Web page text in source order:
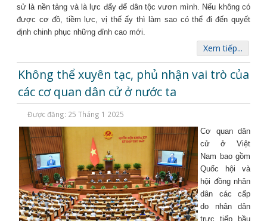
sử là nền tảng và là lực đẩy để dân tộc vươn mình. Nếu không có
được cơ đồ, tiềm lực, vị thế ấy thì làm sao có thể đi đến quyết
định chinh phục những đỉnh cao mới.
Xem tiếp...
Không thể xuyên tạc, phủ nhận vai trò của
các cơ quan dân cử ở nước ta
Được đăng: 25 Tháng 1 2025
Cơ quan dân
cử ở Việt
Nam bao gồm
Quốc hội và
hội đồng nhân
dân các cấp
do nhân dân
trực tiếp bầu